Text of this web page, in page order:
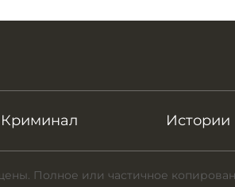
Криминал Истории
Полное или частичное